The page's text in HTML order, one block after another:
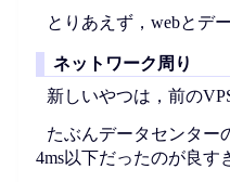
とりあえず，webとデ
ネットワーク周り
新しいやつは，前の
たぶんデータセンター
4ms以下だったのが良す